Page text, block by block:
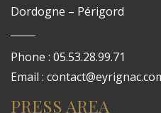
Dordogne – Périgord
Phone : 05.53.28.99.71
Email :
PRESS AREA